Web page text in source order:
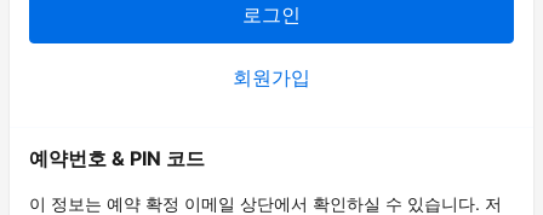
로그인
회원가입
예약번호 & PIN 코드
이 정보는 예약 확정 이메일 상단에서 확인하실 수 있습니다. 저